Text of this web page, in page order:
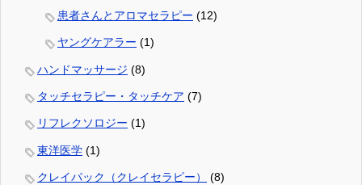
患者さんとアロマセラピー (12)
ヤングケアラー (1)
ハンドマッサージ (8)
タッチセラピー・タッチケア (7)
リフレクソロジー (1)
東洋医学 (1)
クレイパック（クレイセラピー） (8)